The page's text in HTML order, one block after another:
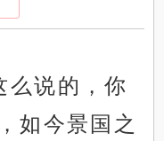
么说的，你
如今景国之